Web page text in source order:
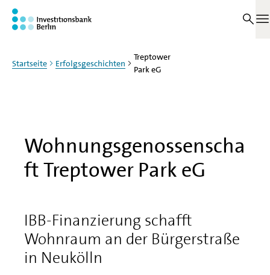
Zum Haupinhalt springen
Startseite Erfolgsgeschichten
Treptower
Park eG
Wohnungsgenossenscha
ft Treptower Park eG
IBB-Finanzierung schafft
Wohnraum an der Bürgerstraße
in Neukölln